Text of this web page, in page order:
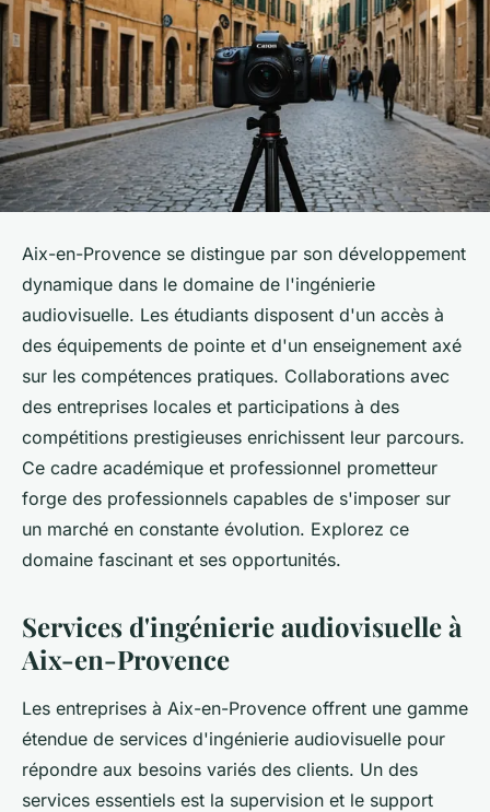
Aix-en-Provence se distingue par son développement
dynamique dans le domaine de l'ingénierie
audiovisuelle. Les étudiants disposent d'un accès à
des équipements de pointe et d'un enseignement axé
sur les compétences pratiques. Collaborations avec
des entreprises locales et participations à des
compétitions prestigieuses enrichissent leur parcours.
Ce cadre académique et professionnel prometteur
forge des professionnels capables de s'imposer sur
un marché en constante évolution. Explorez ce
domaine fascinant et ses opportunités.
Services d'ingénierie audiovisuelle à
Aix-en-Provence
Les entreprises à Aix-en-Provence offrent une gamme
étendue de services d'ingénierie audiovisuelle pour
répondre aux besoins variés des clients. Un des
services essentiels est la supervision et le support